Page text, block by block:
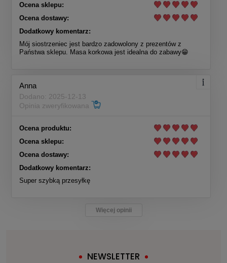
Ocena sklepu:
Ocena dostawy:
Dodatkowy komentarz:
Mój siostrzeniec jest bardzo zadowolony z prezentów z
Państwa sklepu. Masa korkowa jest idealna do zabawy😁
Anna
Dodano: 2025-12-13
Opinia zweryfikowana
Ocena produktu:
Ocena sklepu:
Ocena dostawy:
Dodatkowy komentarz:
Super szybką przesyłkę
Więcej opinii
NEWSLETTER